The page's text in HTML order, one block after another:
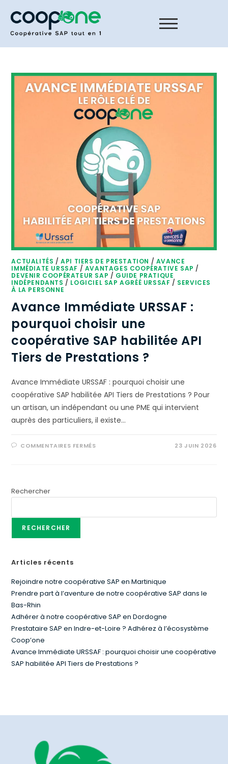
ACTUALITÉS /API TIERS DE PRESTATION / AVANCE
IMMÉDIATE URSSAF / AVANTAGES COOPÉRATIVE SAP /
DEVENIR COOPÉRATEUR SAP / GUIDE PRATIQUE
INDÉPENDANTS / LOGICIEL SAP AGRÉÉ URSSAF / SERVICES
À LA PERSONNE
Avance Immédiate URSSAF :
pourquoi choisir une
coopérative SAP habilitée API
Tiers de Prestations ?
Avance Immédiate URSSAF : pourquoi choisir une
coopérative SAP habilitée API Tiers de Prestations ? Pour
un artisan, un indépendant ou une PME qui intervient
auprès des particuliers, il existe…
COMMENTAIRES FERMÉS 23 JUIN 2026
Rechercher
RECHERCHER
Articles récents
Rejoindre notre coopérative SAP en Martinique
Prendre part à l’aventure de notre coopérative SAP dans le
Bas-Rhin
Adhérer à notre coopérative SAP en Dordogne
Prestataire SAP en Indre-et-Loire ? Adhérez à l’écosystème
Coop’one
Avance Immédiate URSSAF : pourquoi choisir une coopérative
SAP habilitée API Tiers de Prestations ?